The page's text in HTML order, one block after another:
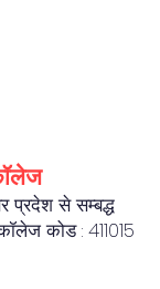
प्रदेश से सम्बद्ध
कोड : 411015